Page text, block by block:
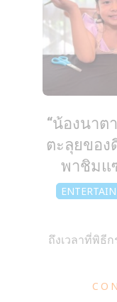
“น้องนาต
ตะลุยของ
พาชิมแ
2026-
08-
ถึงเวลาที่พิธีก